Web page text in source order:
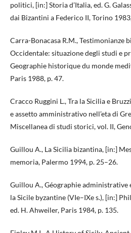
politici, [in:] Storia d’Italia, ed. G.
dai Bizantini a Federico II, Torino
Carra-Bonacasa R.M., Testimonianze
Occidentale: situazione degli studi e
Geographie historique du monde
Paris 1988, p. 47.
Cracco Ruggini L., Tra la Sicilia e
e assetto amministrativo nell’eta di
Miscellanea di studi storici, vol. II,
Guillou A., La Sicilia bizantina, [in:]
memoria, Palermo 1994, p. 25–26.
Guillou A., Géographie administrative
la Sicile byzantine (VIe–IXe s.), [in:]
ed. H. Ahweiler, Paris 1984, p. 135.